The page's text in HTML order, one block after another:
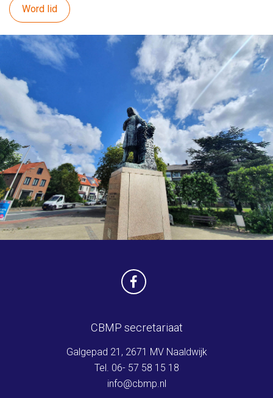
Word lid
CBMP secretariaat
Galgepad 21, 2671 MV Naaldwijk
Tel. 06- 57 58 15 18
info@cbmp.nl